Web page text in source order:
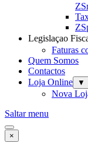
Legislaçao
Faturas
Quem Somos
Contactos
Loja Online
▼
Nova
Saltar menu
×